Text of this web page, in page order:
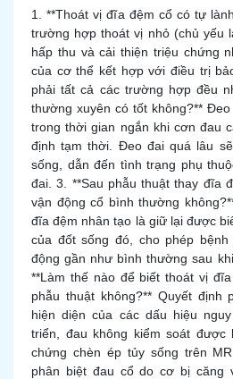
1. **Thoát vị đĩa đệm cổ có tự
trường hợp thoát vị nhỏ (chủ yếu
hấp thu và cải thiện triệu chứng
của cơ thể kết hợp với điều trị
phải tất cả các trường hợp đều
thường xuyên có tốt không?**
trong thời gian ngắn khi cơn đau
định tạm thời. Đeo đai quá lâu
sống, dẫn đến tình trạng phụ
đai. 3. **Sau phẫu thuật thay đĩa
vận động cổ bình thường
đĩa đệm nhân tạo là giữ lại được
của đốt sống đó, cho phép
động gần như bình thường sau
**Làm thế nào để biết thoát vị
phẫu thuật không?** Quyết định
hiện diện của các dấu hiệu
triển, đau không kiểm soát được
chứng chèn ép tủy sống trên
phân biệt đau cổ do cơ bị căng